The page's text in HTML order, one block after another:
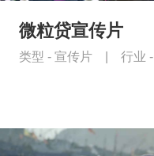
微粒贷宣传片
类型 - 宣传片 行业 -